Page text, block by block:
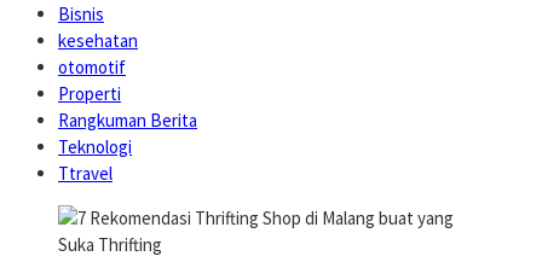
Bisnis
kesehatan
otomotif
Properti
Rangkuman Berita
Teknologi
Ttravel